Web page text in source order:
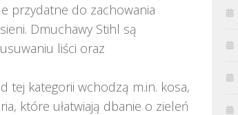
przydatne do zachowania
Dmuchawy Stihl są
liści oraz
tej kategorii wchodzą m.in. kosa,
które ułatwiają dbanie o zieleń